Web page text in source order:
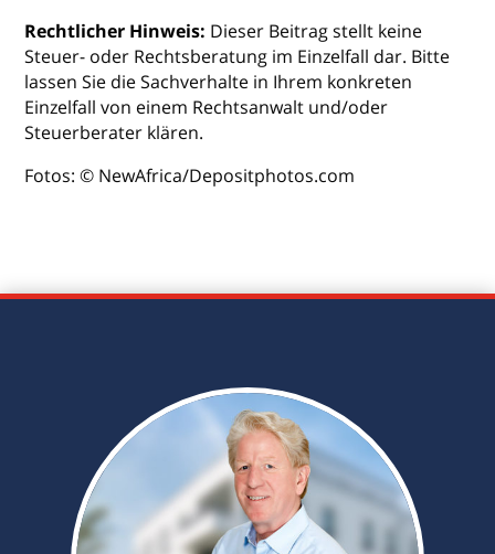
Rechtlicher Hinweis: Dieser Beitrag stellt keine
Steuer- oder Rechtsberatung im Einzelfall dar. Bitte
lassen Sie die Sachverhalte in Ihrem konkreten
Einzelfall von einem Rechtsanwalt und/oder
Steuerberater klären.
Fotos: © NewAfrica/Depositphotos.com